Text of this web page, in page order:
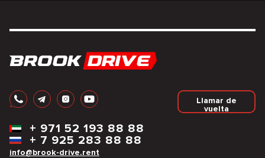
Llamar de
vuelta
info@brook-drive.rent
+ 7 925 283 88 88
+ 971 52 193 88 88